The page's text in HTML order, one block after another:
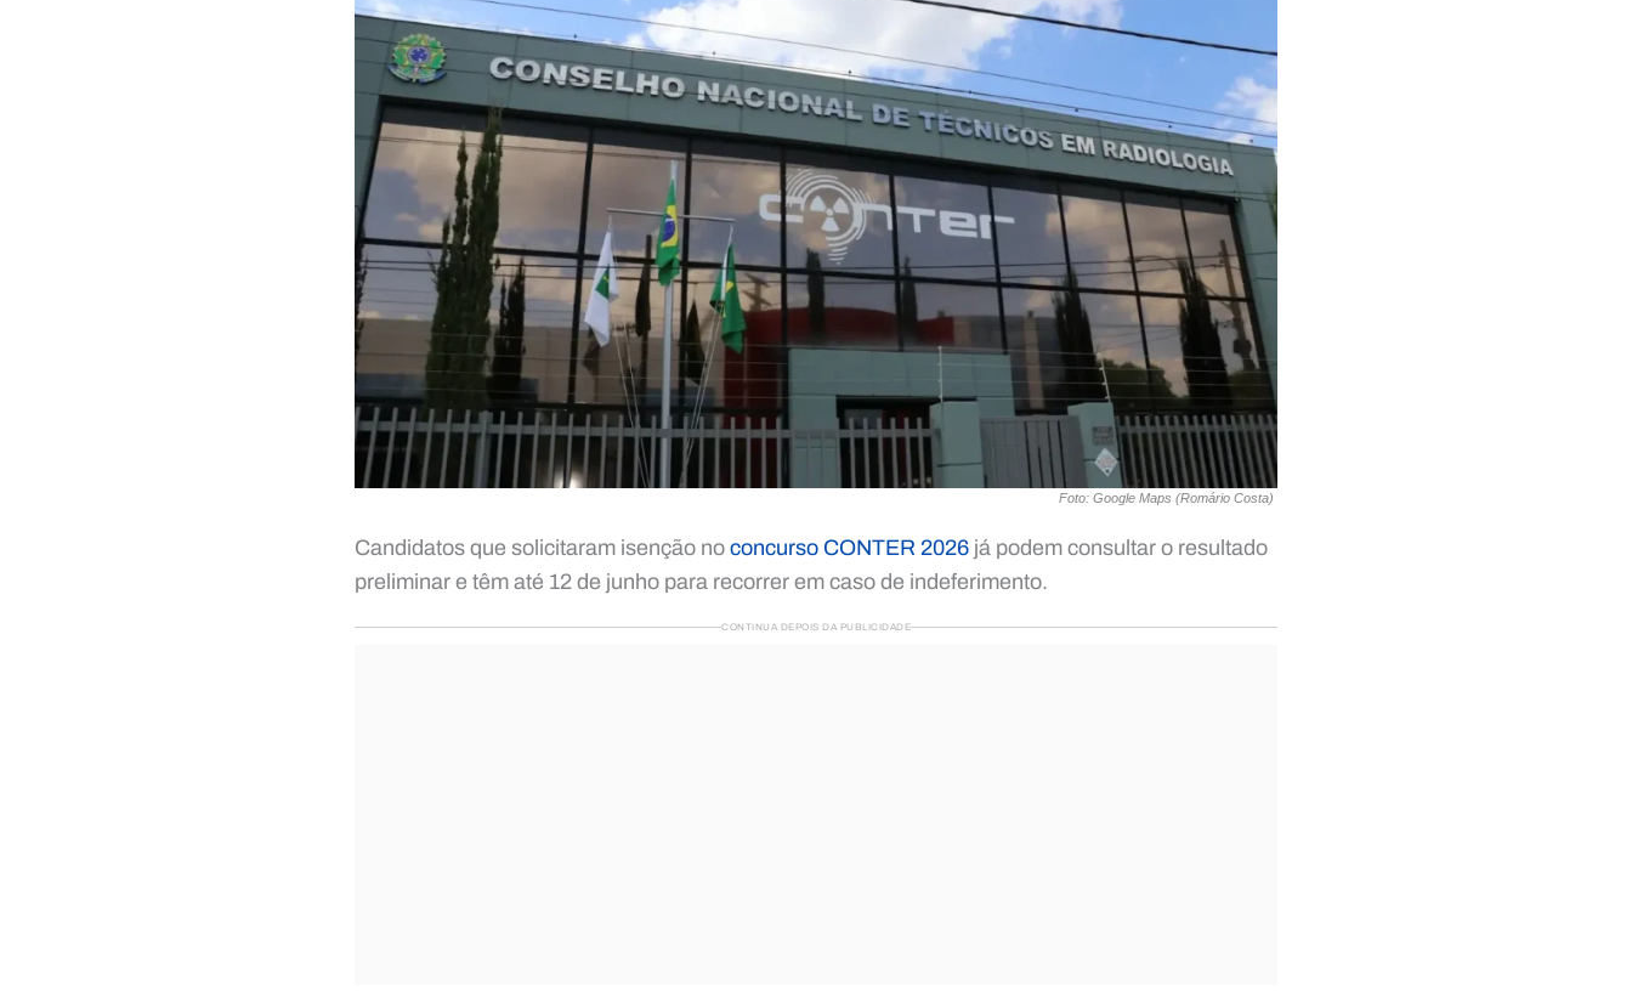
Foto: Google Maps (Romário Costa)
Candidatos que solicitaram isenção no concurso CONTER 2026 já podem consultar o resultado
preliminar e têm até 12 de junho para recorrer em caso de indeferimento.
CONTINUA DEPOIS DA PUBLICIDADE